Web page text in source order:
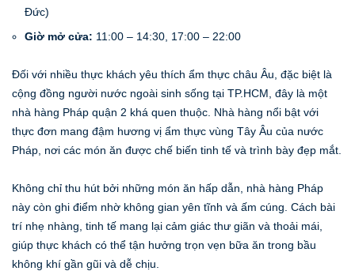
Đức)
Giờ mở cửa: 11:00 – 14:30, 17:00 – 22:00
Đối với nhiều thực khách yêu thích ẩm thực châu Âu, đặc biệt là
cộng đồng người nước ngoài sinh sống tại TP.HCM, đây là một
nhà hàng Pháp quận 2 khá quen thuộc. Nhà hàng nổi bật với
thực đơn mang đậm hương vị ẩm thực vùng Tây Âu của nước
Pháp, nơi các món ăn được chế biến tinh tế và trình bày đẹp mắt.
Không chỉ thu hút bởi những món ăn hấp dẫn, nhà hàng Pháp
này còn ghi điểm nhờ không gian yên tĩnh và ấm cúng. Cách bài
trí nhẹ nhàng, tinh tế mang lại cảm giác thư giãn và thoải mái,
giúp thực khách có thể tận hưởng trọn vẹn bữa ăn trong bầu
không khí gần gũi và dễ chịu.